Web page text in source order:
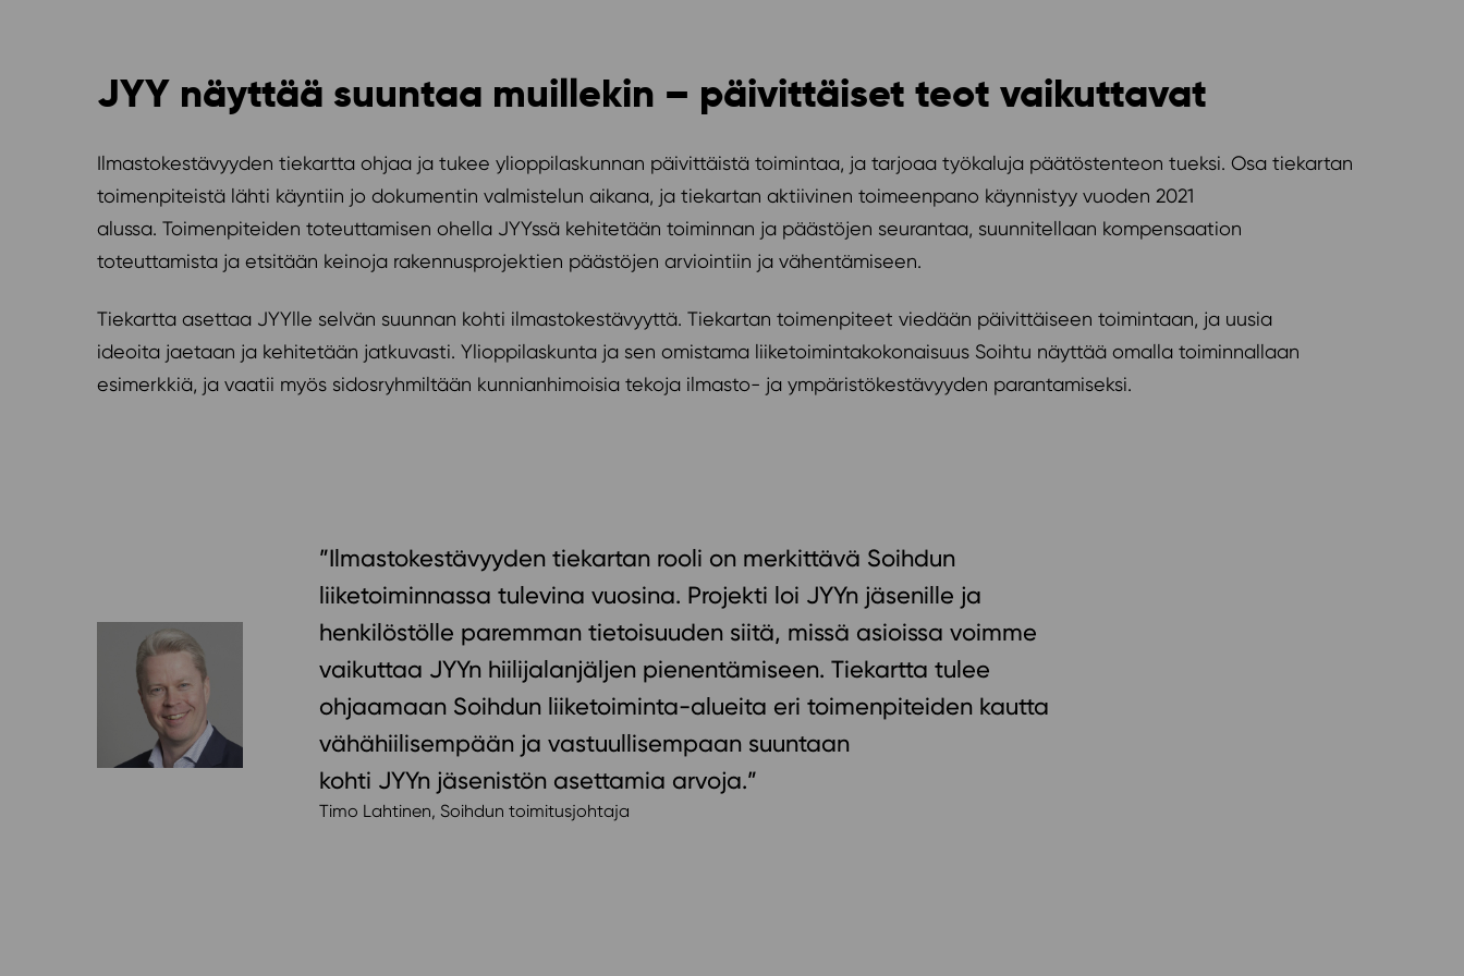
JYY näyttää suuntaa muillekin – päivittäiset teot vaikuttavat
Ilmastokestävyyden tiekartta ohjaa ja tukee ylioppilaskunnan päivittäistä toimintaa, ja tarjoaa työkaluja päätöstenteon tueksi. Osa tiekartan
toimenpiteistä lähti käyntiin jo dokumentin valmistelun aikana, ja tiekartan aktiivinen toimeenpano käynnistyy vuoden 2021
alussa. Toimenpiteiden toteuttamisen ohella JYYssä kehitetään toiminnan ja päästöjen seurantaa, suunnitellaan kompensaation
toteuttamista ja etsitään keinoja rakennusprojektien päästöjen arviointiin ja vähentämiseen.
Tiekartta asettaa JYYlle selvän suunnan kohti ilmastokestävyyttä. Tiekartan toimenpiteet viedään päivittäiseen toimintaan, ja uusia
ideoita jaetaan ja kehitetään jatkuvasti. Ylioppilaskunta ja sen omistama liiketoimintakokonaisuus Soihtu näyttää omalla toiminnallaan
esimerkkiä, ja vaatii myös sidosryhmiltään kunnianhimoisia tekoja ilmasto- ja ympäristökestävyyden parantamiseksi.
”Ilmastokestävyyden tiekartan rooli on merkittävä Soihdun
liiketoiminnassa tulevina vuosina. Projekti loi JYYn jäsenille ja
henkilöstölle paremman tietoisuuden siitä, missä asioissa voimme
vaikuttaa JYYn hiilijalanjäljen pienentämiseen. Tiekartta tulee
ohjaamaan Soihdun liiketoiminta-alueita eri toimenpiteiden kautta
vähähiilisempään ja vastuullisempaan suuntaan
kohti JYYn jäsenistön asettamia arvoja.”
Timo Lahtinen, Soihdun toimitusjohtaja